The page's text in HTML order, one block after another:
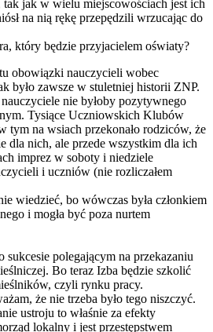
jak w wielu miejscowościach jest ich
na nią rękę przepędzili wrzucając do
który będzie przyjacielem oświaty?
obowiązki nauczycieli wobec
było zawsze w stuletniej historii ZNP.
nie byłoby pozytywnego
Tysiące Uczniowskich Klubów
tym na wsiach przekonało rodziców, że
dla nich, ale przede wszystkim dla ich
imprez w soboty i niedziele
i uczniów (nie rozliczałem
wiedzieć, bo wówczas była członkiem
i mogła być poza nurtem
sukcesie polegającym na przekazaniu
Bo teraz Izba będzie szkolić
czyli rynku pracy.
że nie trzeba było tego niszczyć.
ustroju to właśnie za efekty
lokalny i jest przestępstwem